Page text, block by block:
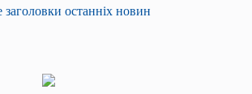
заголовки останніх новин